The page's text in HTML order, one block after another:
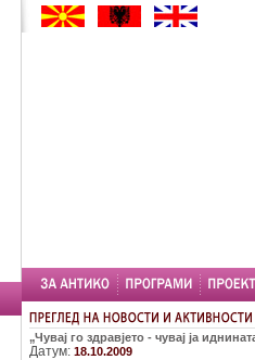
„Чувај го здравјето - чувај ја
Датум: 18.10.2009